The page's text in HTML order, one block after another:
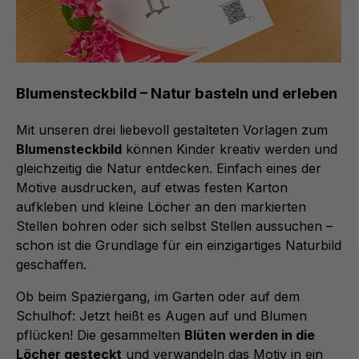
Blumensteckbild – Natur basteln und erleben
Mit unseren drei liebevoll gestalteten Vorlagen zum
Blumensteckbild können Kinder kreativ werden und
gleichzeitig die Natur entdecken. Einfach eines der
Motive ausdrucken, auf etwas festen Karton
aufkleben und kleine Löcher an den markierten
Stellen bohren oder sich selbst Stellen aussuchen –
schon ist die Grundlage für ein einzigartiges Naturbild
geschaffen.
Ob beim Spaziergang, im Garten oder auf dem
Schulhof: Jetzt heißt es Augen auf und Blumen
pflücken! Die gesammelten Blüten werden in die
Löcher gesteckt und verwandeln das Motiv in ein